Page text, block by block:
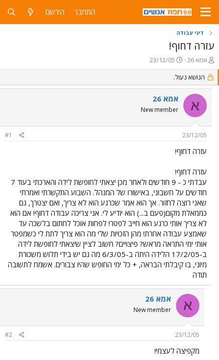
התחבר הירשם
דיני עבודה
עזרה דחוף!
פ
ו
ת
ח
נ
אמא 26
פ
ו
ר
ס
ם
ב
ת
ך
23/12/05
הנושא נעול.
א אמא 26
New member
23/12/05
#1
עזרה דחוף!
עזרה דחוף!
עבדתי כ - 9 חודשים ולאחר מכן יצאתי לחופשת לידה והארכתי בעוד 7
חודשים על חשבוני, באישורו של המנהל. השבוע התקשרתי ואמרתי
שאני רוצה לחזור. אך הוא אמר שכרגע הוא לא צריך, ואם יצטרך, גם
כממאלת מקום(פעם ב...) הוא יודיע לי. אני צריכה עבודה דחוף! אם הוא
לא צריך אותי כרגע הוא חייב לפטר! לפחות אוכל לחתום בלשכה עד
שאמצע עבודה אחרת! מהן הזכויות שלי מה הוא צריך לתת לי כשמפטר
אותי ימי התראה מראש? פיצויים? חשוב לציין שיצאתי לחופשת לידה
ב-17/2/05 הלידה היתה ב-6/3/05 מה גם יש בידי תלוש משכורת
מיוני, בו קיבלתי הבראה, + כל ימי החופש שהיו צבורים. אשמח לתשובה
תודה
א אמא 26
New member
23/12/05
#2
מקפיצה לעצמי!